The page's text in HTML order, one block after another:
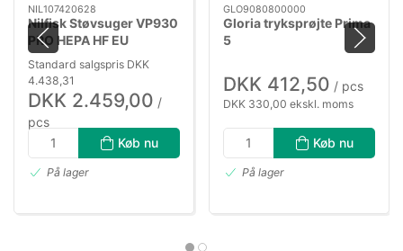
NIL107420628
Nilfisk Støvsuger VP930
PRO HEPA HF EU
Standard salgspris DKK
4.438,31
DKK 2.459,00 /
pcs
DKK 1.967,20 ekskl. moms
Køb nu
På lager
GLO9080800000
Gloria tryksprøjte Prima
5
DKK 412,50 / pcs
DKK 330,00 ekskl. moms
Køb nu
På lager